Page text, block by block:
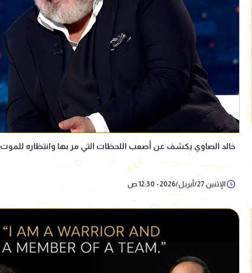
خالد الصاوي يكشف عن أصعب اللحظات التي مر بها وانتظاره للموت
الإثنين 27/أبريل/2026 - 12:30 ص